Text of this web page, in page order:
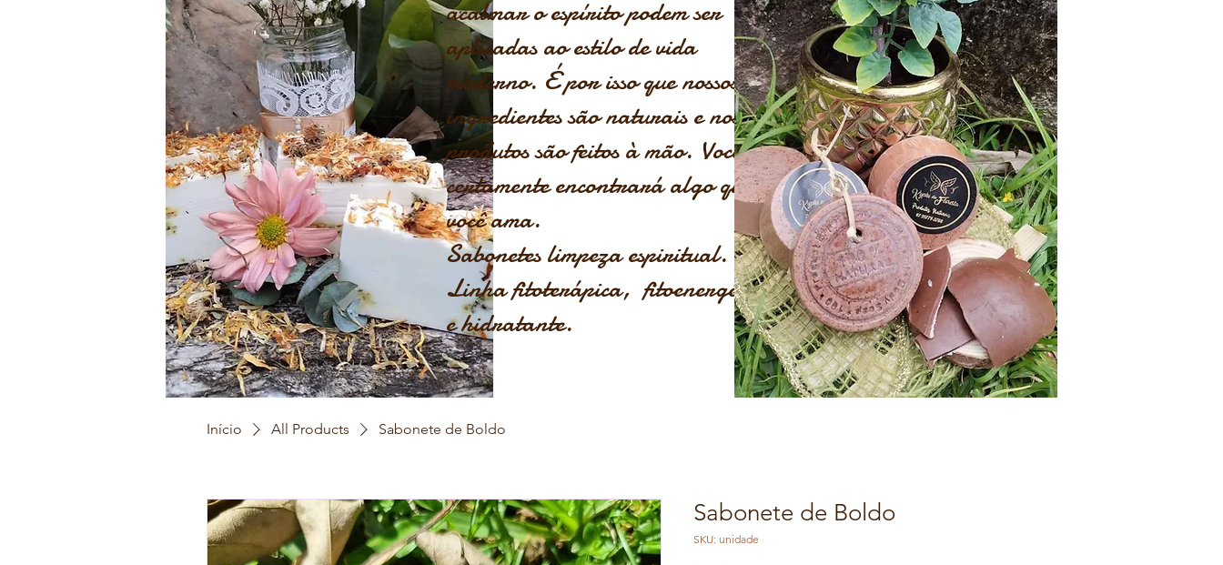
acalmar o espírito podem ser
aplicadas ao estilo de vida
moderno. É por isso que nossos
ingredientes são naturais e nossos
produtos são feitos à mão. Você
certamente encontrará algo que
você ama.
Sabonetes limpeza espiritual.
Linha fitoterápica, fitoenergética
e hidratante.
Início All Products Sabonete de Boldo
Sabonete de Boldo
SKU: unidade